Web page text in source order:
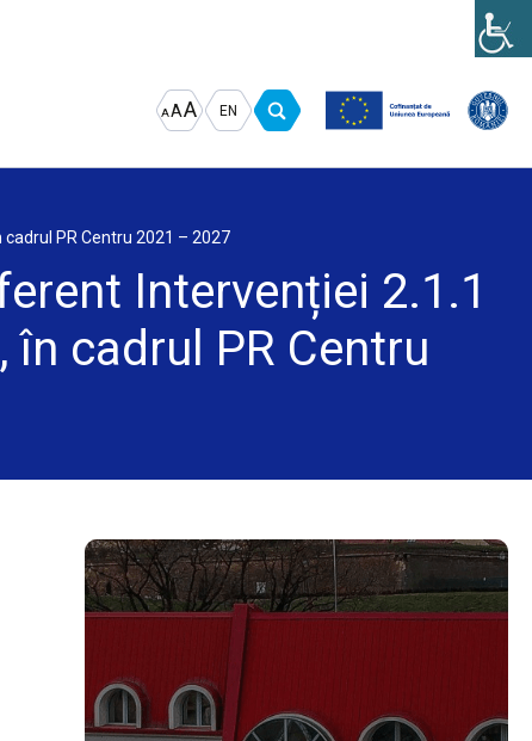
A
Decrease
font
A Reset
font
AIncrease
font
EN
PR Centru 2021 – 2027
Intervenției 2.1.1
cadrul PR Centru